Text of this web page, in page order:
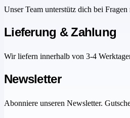
Unser Team unterstütz dich bei
Lieferung & Zahlung
Wir liefern innerhalb von 3-4
Newsletter
Abonniere unseren Newsletter.